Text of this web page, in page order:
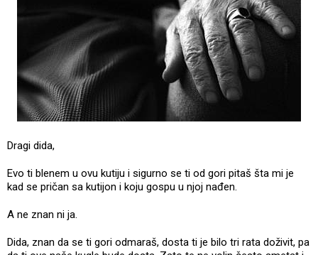
Dragi dida,
Evo ti blenem u ovu kutiju i sigurno se ti od gori pitaš šta mi je
kad se pričan sa kutijon i koju gospu u njoj nađen.
A ne znan ni ja.
Dida, znan da se ti gori odmaraš, dosta ti je bilo tri rata doživit, pa